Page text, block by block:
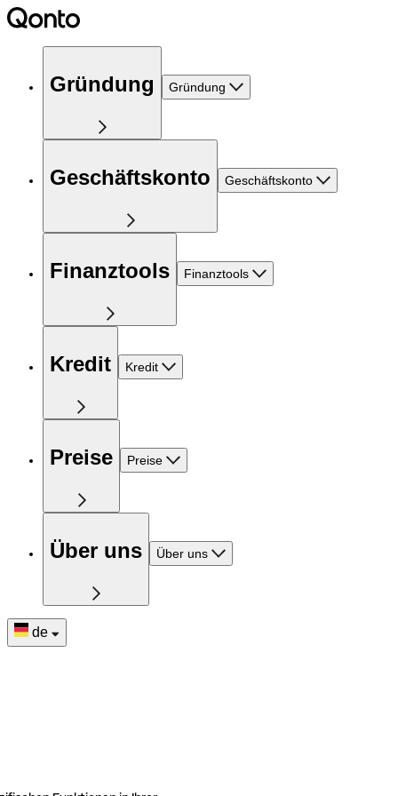
Gründung Gründung
Geschäftskonto Geschäftskonto
Finanztools Finanztools
Kredit Kredit
Preise Preise
Über uns Über uns
de